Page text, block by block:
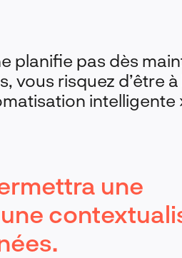
planifie pas dès
vous risquez d’être
intelligente
une